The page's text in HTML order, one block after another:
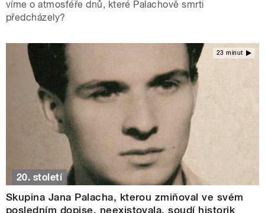
víme o atmosféře dnů, které Palachově smrti
předcházely?
23 minut
20. století
Skupina Jana Palacha, kterou zmiňoval ve svém
posledním dopise, neexistovala, soudí historik